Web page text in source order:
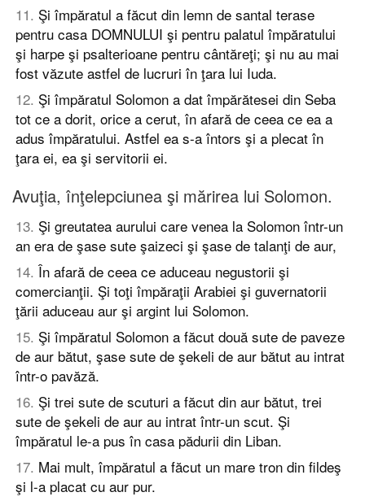
11. Şi împăratul a făcut din lemn de santal terase
pentru casa DOMNULUI şi pentru palatul împăratului
şi harpe şi psalterioane pentru cântăreţi; şi nu au mai
fost văzute astfel de lucruri în ţara lui Iuda.
12. Şi împăratul Solomon a dat împărătesei din Seba
tot ce a dorit, orice a cerut, în afară de ceea ce ea a
adus împăratului. Astfel ea s-a întors şi a plecat în
ţara ei, ea şi servitorii ei.
Avuţia, înţelepciunea şi mărirea lui Solomon.
13. Şi greutatea aurului care venea la Solomon într-un
an era de şase sute şaizeci şi şase de talanţi de aur,
14. În afară de ceea ce aduceau negustorii şi
comercianţii. Şi toţi împăraţii Arabiei şi guvernatorii
ţării aduceau aur şi argint lui Solomon.
15. Şi împăratul Solomon a făcut două sute de paveze
de aur bătut, şase sute de şekeli de aur bătut au intrat
într-o pavăză.
16. Şi trei sute de scuturi a făcut din aur bătut, trei
sute de şekeli de aur au intrat într-un scut. Şi
împăratul le-a pus în casa pădurii din Liban.
17. Mai mult, împăratul a făcut un mare tron din fildeş
şi l-a placat cu aur pur.